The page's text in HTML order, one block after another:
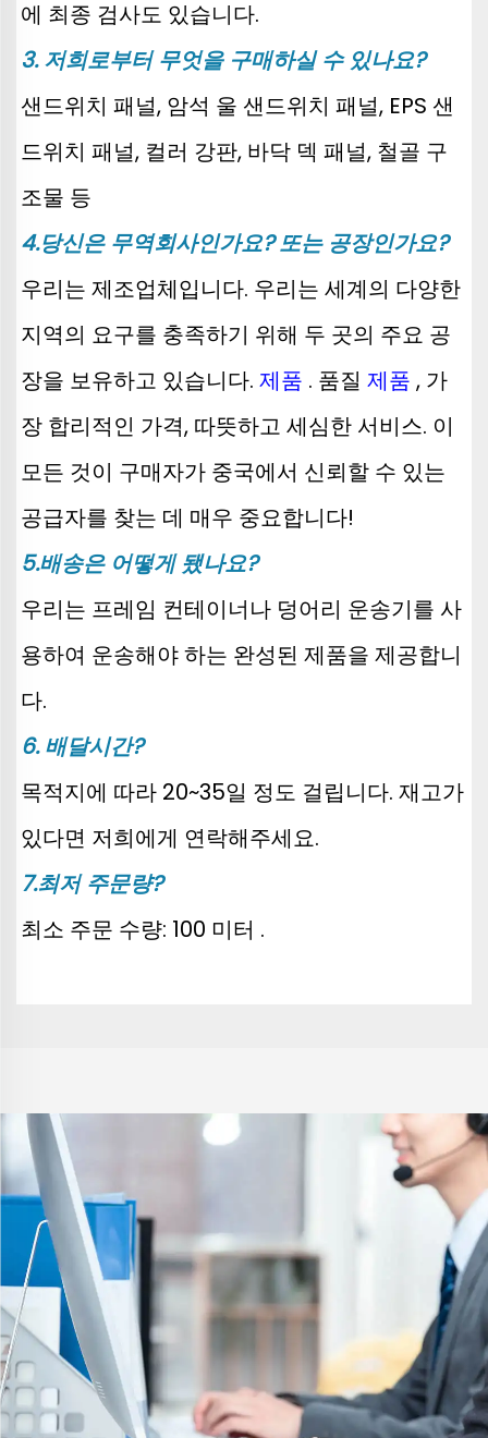
에 최종 검사도 있습니다.
3. 저희로부터 무엇을 구매하실 수 있나요?
샌드위치 패널, 암석 울 샌드위치 패널, EPS 샌
드위치 패널, 컬러 강판, 바닥 덱 패널, 철골 구
조물 등
4.당신은 무역회사인가요? 또는 공장인가요?
우리는 제조업체입니다. 우리는 세계의 다양한
지역의 요구를 충족하기 위해 두 곳의 주요 공
장을 보유하고 있습니다. 제품 . 품질 제품 , 가
장 합리적인 가격, 따뜻하고 세심한 서비스. 이
모든 것이 구매자가 중국에서 신뢰할 수 있는
공급자를 찾는 데 매우 중요합니다!
5.배송은 어떻게 됐나요?
우리는 프레임 컨테이너나 덩어리 운송기를 사
용하여 운송해야 하는 완성된 제품을 제공합니
다.
6. 배달시간?
목적지에 따라 20~35일 정도 걸립니다. 재고가
있다면 저희에게 연락해주세요.
7.최저 주문량?
최소 주문 수량: 100 미터 .